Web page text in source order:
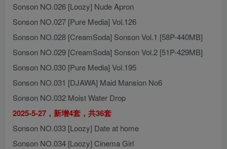
Sonson NO.026 [Loozy] Nude Apron
Sonson NO.027 [Pure Media] Vol.126
Sonson NO.028 [CreamSoda] Sonson Vol.1 [58P-440MB]
Sonson NO.029 [CreamSoda] Sonson Vol.2 [51P-429MB]
Sonson NO.030 [Pure Media] Vol.195
Sonson NO.031 [DJAWA] Maid Mansion No6
Sonson NO.032 Moist Water Drop
2025-5-27，新增4套，共36套
Sonson NO.033 [Loozy] Date at home
Sonson NO.034 [Loozy] Cinema Girl